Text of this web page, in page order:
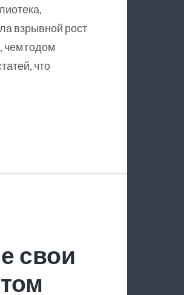
взрывной рост
чем годом
что
свои